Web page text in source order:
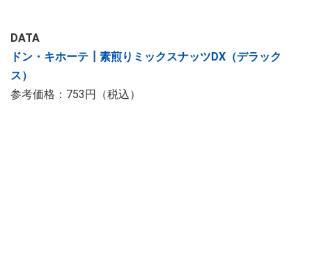
DATA
ドン・キホーテ┃素煎りミックスナッツDX（デラック
ス）
参考価格：753円（税込）